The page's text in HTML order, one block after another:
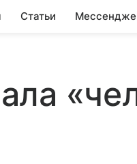
Статьи